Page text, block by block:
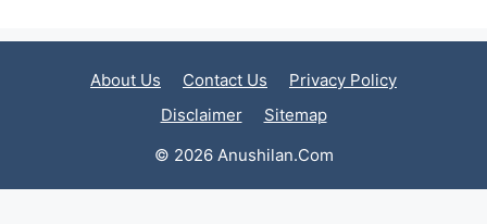
About Us Contact Us
Privacy Policy
Disclaimer
Sitemap
© 2026 Anushilan.Com